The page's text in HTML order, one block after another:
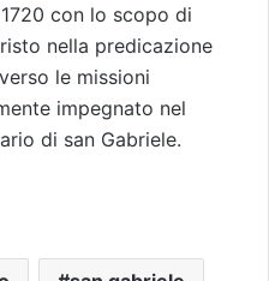
con lo scopo di
nella predicazione
le missioni
impegnato nel
di san Gabriele.